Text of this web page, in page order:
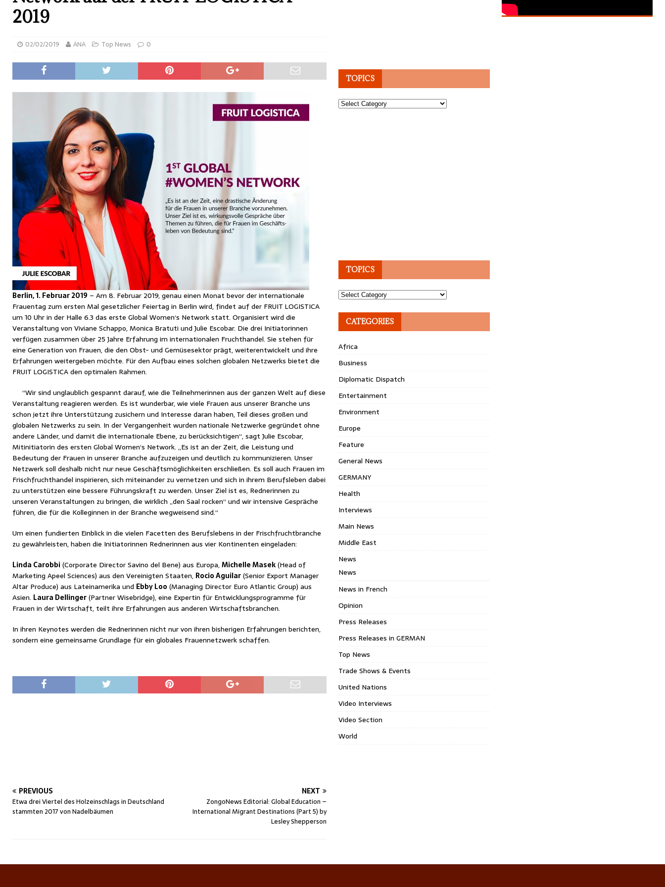
2019
02/02/2019 ANA Top News 0
Berlin, 1. Februar 2019 – Am 8. Februar 2019, genau einen Monat bevor der internationale
Frauentag zum ersten Mal gesetzlicher Feiertag in Berlin wird, findet auf der FRUIT LOGISTICA
um 10 Uhr in der Halle 6.3 das erste Global Women‘s Network statt. Organisiert wird die
Veranstaltung von Viviane Schappo, Monica Bratuti und Julie Escobar. Die drei Initiatorinnen
verfügen zusammen über 25 Jahre Erfahrung im internationalen Fruchthandel. Sie stehen für
eine Generation von Frauen, die den Obst- und Gemüsesektor prägt, weiterentwickelt und ihre
Erfahrungen weitergeben möchte. Für den Aufbau eines solchen globalen Netzwerks bietet die
FRUIT LOGISTICA den optimalen Rahmen.
“Wir sind unglaublich gespannt darauf, wie die Teilnehmerinnen aus der ganzen Welt auf diese
Veranstaltung reagieren werden. Es ist wunderbar, wie viele Frauen aus unserer Branche uns
schon jetzt ihre Unterstützung zusichern und Interesse daran haben, Teil dieses großen und
globalen Netzwerks zu sein. In der Vergangenheit wurden nationale Netzwerke gegründet ohne
andere Länder, und damit die internationale Ebene, zu berücksichtigen“, sagt Julie Escobar,
Mitinitiatorin des ersten Global Women‘s Network. „Es ist an der Zeit, die Leistung und
Bedeutung der Frauen in unserer Branche aufzuzeigen und deutlich zu kommunizieren. Unser
Netzwerk soll deshalb nicht nur neue Geschäftsmöglichkeiten erschließen. Es soll auch Frauen im
Frischfruchthandel inspirieren, sich miteinander zu vernetzen und sich in ihrem Berufsleben dabei
zu unterstützen eine bessere Führungskraft zu werden. Unser Ziel ist es, Rednerinnen zu
unseren Veranstaltungen zu bringen, die wirklich „den Saal rocken“ und wir intensive Gespräche
führen, die für die Kolleginnen in der Branche wegweisend sind.“
Um einen fundierten Einblick in die vielen Facetten des Berufslebens in der Frischfruchtbranche
zu gewährleisten, haben die Initiatorinnen Rednerinnen aus vier Kontinenten eingeladen:
Linda Carobbi(Corporate Director Savino del Bene) aus Europa,Michelle Masek(Head of
Marketing Apeel Sciences) aus den Vereinigten Staaten, Rocio Aguilar(Senior Export Manager
Altar Produce) aus Lateinamerika und Ebby Loo (Managing Director Euro Atlantic Group) aus
Asien. Laura Dellinger(Partner Wisebridge), eine Expertin für Entwicklungsprogramme für
Frauen in der Wirtschaft, teilt ihre Erfahrungen aus anderen Wirtschaftsbranchen.
In ihren Keynotes werden die Rednerinnen nicht nur von ihren bisherigen Erfahrungen berichten,
sondern eine gemeinsame Grundlage für ein globales Frauennetzwerk schaffen.
PREVIOUS
Etwa drei Viertel des Holzeinschlags in Deutschland
stammten 2017 von Nadelbäumen
NEXT
ZongoNews Editorial: Global Education –
International Migrant Destinations (Part 5) by
Lesley Shepperson
TOPICS
Topics
TOPICS
Topics
CATEGORIES
Africa
Business
Diplomatic Dispatch
Entertainment
Environment
Europe
Feature
General News
GERMANY
Health
Interviews
Main News
Middle East
News
News
News in French
Opinion
Press Releases
Press Releases in GERMAN
Top News
Trade Shows & Events
United Nations
Video Interviews
Video Section
World